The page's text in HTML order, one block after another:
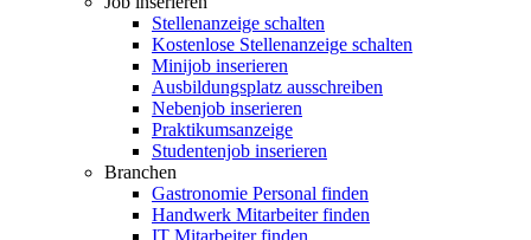
Stellenanzeige schalten
Kostenlose Stellenanzeige schalten
Minijob inserieren
Ausbildungsplatz ausschreiben
Nebenjob inserieren
Praktikumsanzeige
Studentenjob inserieren
Branchen
Gastronomie Personal finden
Handwerk Mitarbeiter finden
IT Mitarbeiter finden